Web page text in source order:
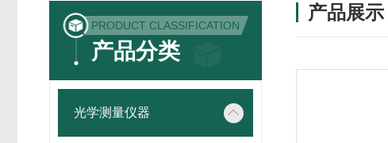
PRODUCT CLASSIFICATION
产品分类
光学测量仪器
产品展示